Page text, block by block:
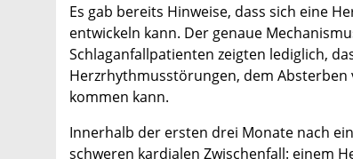
Es gab bereits Hinweise, dass sich eine
entwickeln kann. Der genaue
Schlaganfallpatienten zeigten lediglich,
Herzrhythmusstörungen, dem Absterben
kommen kann.
Innerhalb der ersten drei Monate nach
schweren kardialen Zwischenfall: einem